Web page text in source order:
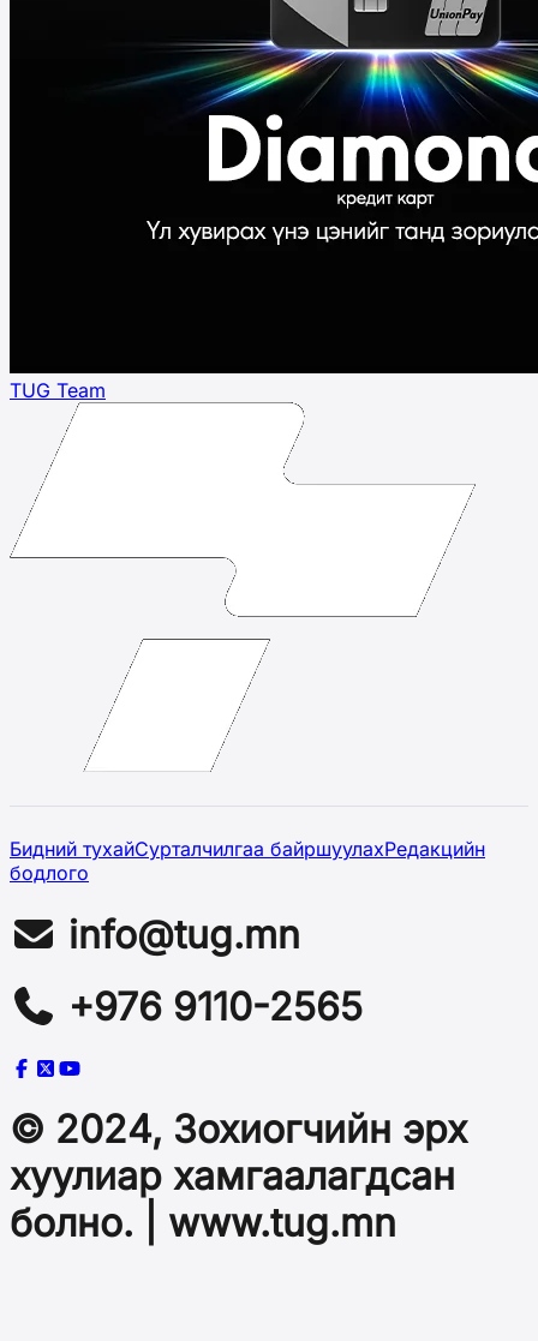
TUG Team
Бидний тухайСурталчилгаа байршуулахРедакцийн
бодлого
info@tug.mn
+976 9110-2565
© 2024, Зохиогчийн эрх
хуулиар хамгаалагдсан
болно. | www.tug.mn